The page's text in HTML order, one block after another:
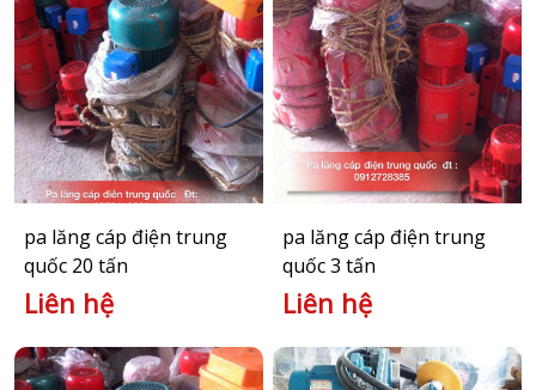
pa lăng cáp điện trung
quốc 20 tấn
Liên hệ
pa lăng cáp điện trung
quốc 3 tấn
Liên hệ